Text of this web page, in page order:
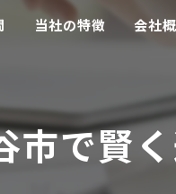
当社の特徴
屋根
会社
市で賢